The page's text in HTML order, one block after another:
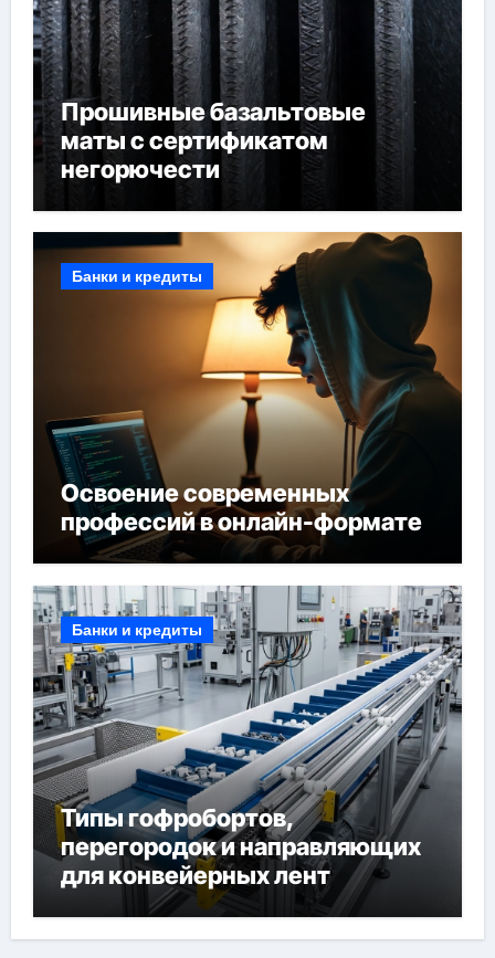
Прошивные базальтовые
маты с сертификатом
негорючести
Банки и кредиты
Освоение современных
профессий в онлайн-формате
Банки и кредиты
Типы гофробортов,
перегородок и направляющих
для конвейерных лент